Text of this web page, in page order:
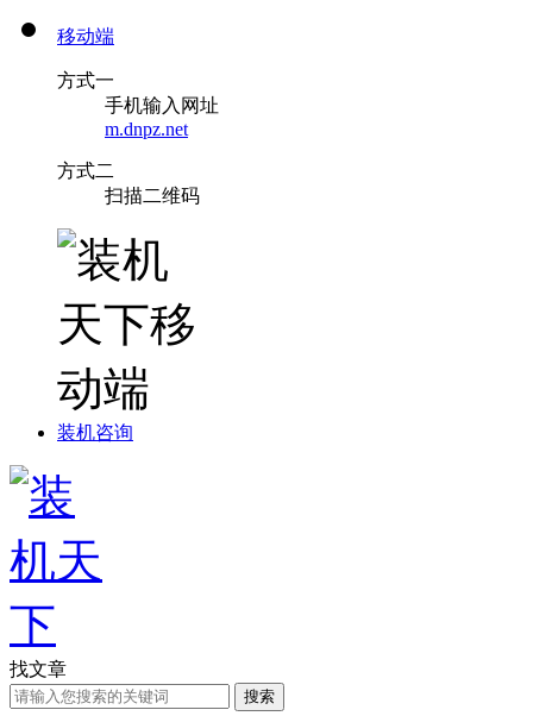
移动端
方式一
手机输入网址
m.dnpz.net
方式二
扫描二维码
装机咨询
找文章
搜索